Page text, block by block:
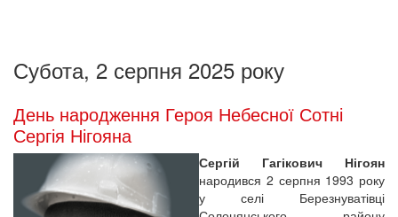
Субота, 2 серпня 2025 року
День народження Героя Небесної Сотні
Сергія Нігояна
Сергій Гагікович Нігоян
народився 2 серпня 1993 року
у селі Березнуватівці